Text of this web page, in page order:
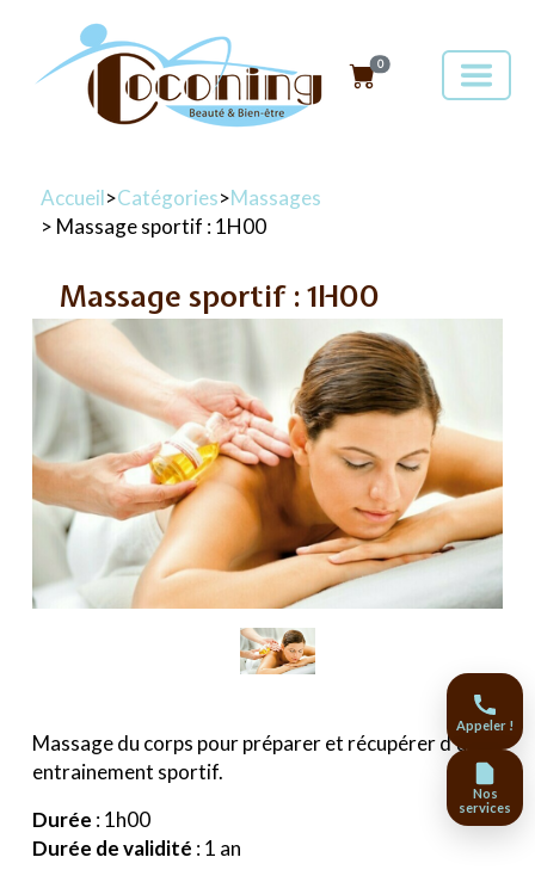
0
Accueil>Catégories>Massages
> Massage sportif : 1H00
Massage sportif : 1H00
Massage du corps pour préparer et récupérer d’un
entrainement sportif.
Durée : 1h00
Durée de validité : 1 an
Appeler !
Nos
services